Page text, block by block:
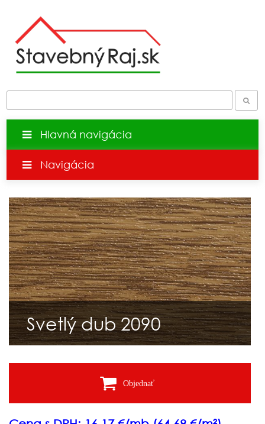
Hlavná navigácia
Navigácia
Svetlý dub 2090
Objednať